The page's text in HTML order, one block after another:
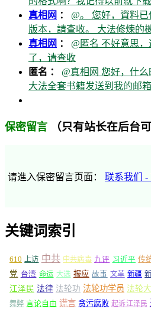
真相网 ： @。 您好，資料
版本，請查收。 大法修煉的
真相网 ： @匿名 不好意思
了，请查收
匿名 ： @真相网 您好，什
大法全套书籍发送到我的邮
保密留言 （只有站长在后台可
请進入保密留言页面： 联系我们 -
关键词索引
610 上访 中共 中共病毒 九评 习近平 传
党 台湾 命运 大选 报应 故事 文革 新疆
江泽民 法律 法轮功 法轮功学员 法轮
舞弊 言论自由 谎言 贪污腐败 起诉江泽民